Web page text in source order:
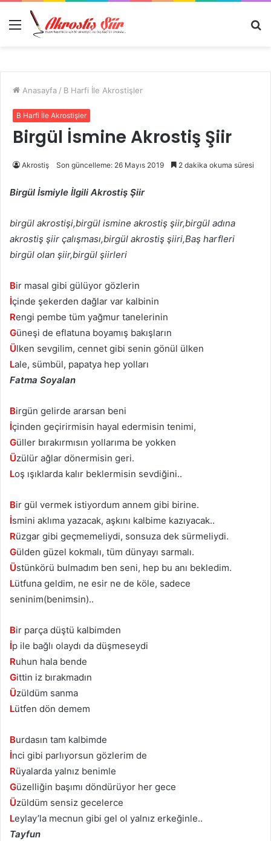
Menü
Anasayfa / B Harfi İle Akrostişler
B Harfi İle Akrostişler
Birgül İsmine Akrostiş Şiir
Akrostiş Son güncelleme: 26 Mayıs 2019 2 dakika okuma süresi
Birgül İsmiyle İlgili Akrostiş Şiir
birgül akrostişi,birgül ismine akrostiş şiir,birgül adına
akrostiş şiir çalışması,birgül akrostiş şiiri,Baş harfleri
birgül olan şiir,birgül şiirleri
Bir masal gibi gülüyor gözlerin
İçinde şekerden dağlar var kalbinin
Rengi pembe tüm yağmur tanelerinin
Güneşi de eflatuna boyamış bakışların
Ülken sevgilim, cennet gibi senin gönül ülken
Lale, sümbül, papatya hep yolları
Fatma Soyalan
Birgün gelirde ararsan beni
İçinden geçirirmisin hayal edermisin tenimi,
Güller bırakırmısın yollarıma be yokken
Üzülür ağlar dönermisin geri.
Loş ışıklarda kalır beklermisin sevdiğini..
Bir gül vermek istiyordum annem gibi birine.
İsmini aklıma yazacak, aşkını kalbime kazıyacak..
Rüzgar gibi geçmemeliydi, sonsuza dek sürmeliydi.
Gülden güzel kokmalı, tüm dünyayı sarmalı.
Üstünkörü bulmadım ben seni, hep bu anı bekledim.
Lütfuna geldim, ne esir ne de köle, sadece
seninim(benimsin)..
Bir parça düştü kalbimden
İp ile bağlı olaydı da düşmeseydi
Ruhun hala bende
Gittin iz bırakmadın
Üzüldüm sanma
Lütfen dön demem
Burdasın tam kalbimde
İnci gibi parlıyorsun gözlerim de
Rüyalarda yalnız benimle
Güzelliğin başımı döndürüyor her gece
Üzüldüm sensiz gecelerce
Leylay’la mecnun gibi gel ol yalnız erkeğinle..
Tayfun